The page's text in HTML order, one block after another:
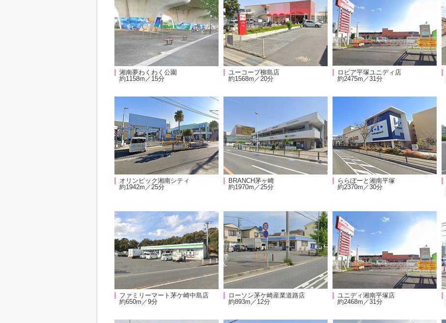
湘南夢わくわく公園
約1158m／15分
ユーコープ柳島店
約1568m／20分
ロピア平塚ユニディ店
約2475m／31分
オリンピック湘南シティ
約1942m／25分
BRANCH茅ヶ崎
約1970m／25分
ららぽーと湘南平塚
約2370m／30分
ファミリーマート茅ケ崎中島店
約650m／9分
ローソン茅ケ崎産業道路店
約893m／12分
ユニディ湘南平塚店
約2468m／31分